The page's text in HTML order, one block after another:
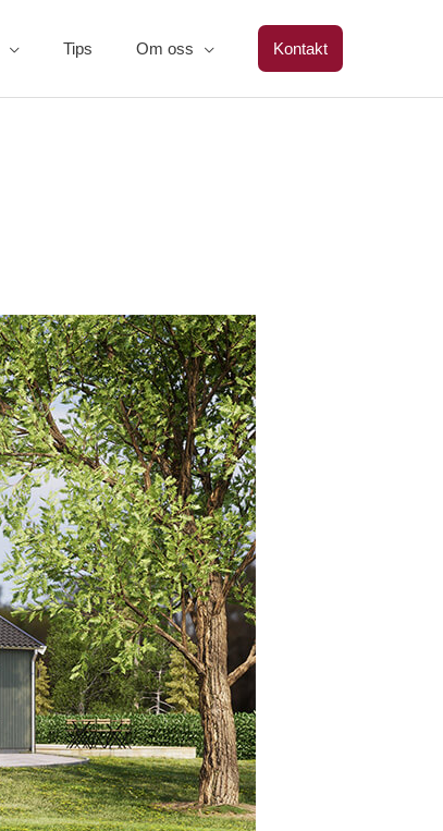
Tips Om oss Kontakt